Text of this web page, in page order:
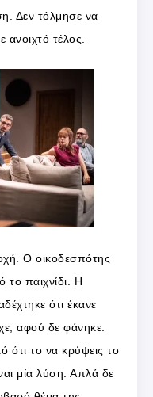
Δεν τόλμησε να
τέλος.
Ο οικοδεσπότης
το παιχνίδι. Η
ότι έκανε
αφού δε φάνηκε.
ότι το να κρύψεις το
μία λύση. Απλά δε